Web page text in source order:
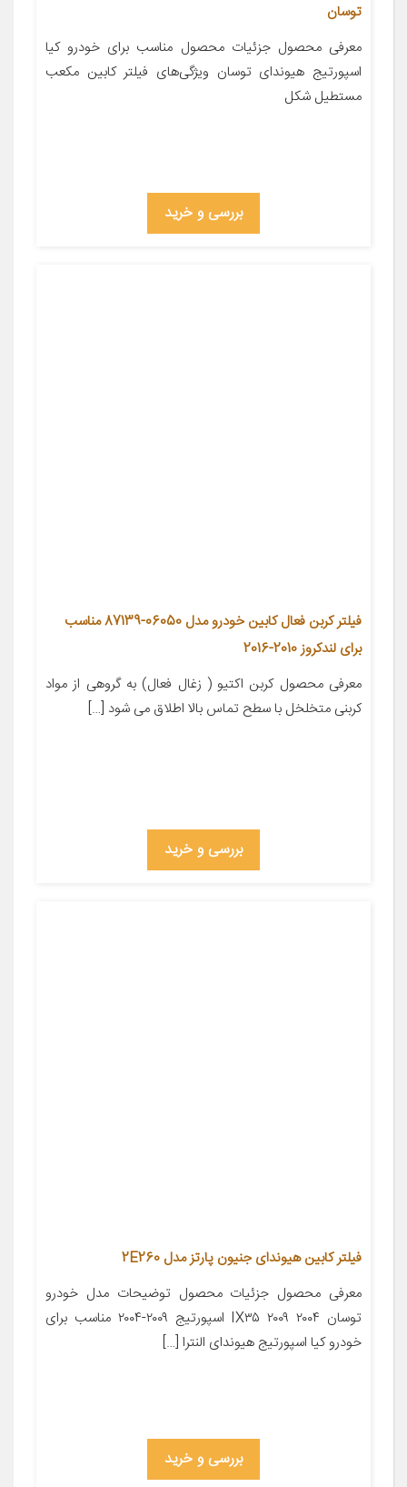
توسان
معرفی محصول جزئیات محصول مناسب برای خودرو کیا
اسپورتیج هیوندای توسان ویژگی‌های فیلتر کابین مکعب
مستطیل شکل
بررسی و خرید
فیلتر کربن فعال کابین خودرو مدل 06050-87139 مناسب
برای لندکروز 2010-2016
معرفی محصول کربن اکتیو ( زغال فعال) به گروهی از مواد
کربنی متخلخل با سطح تماس بالا اطلاق می شود […]
بررسی و خرید
فیلتر کابین هیوندای جنیون پارتز مدل 2E260
معرفی محصول جزئیات محصول توضیحات مدل خودرو
توسان ۲۰۰۴ IX۳۵ ۲۰۰۹ اسپورتیج ۲۰۰۹-۲۰۰۴ مناسب برای
خودرو کیا اسپورتیج هیوندای النترا […]
بررسی و خرید